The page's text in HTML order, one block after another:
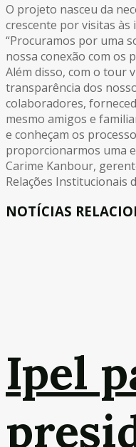
O projeto nasceu da
crescente por visitas às
“Procuramos por uma
nossa conexão com os
Além disso, com o tour
transparência dos
colaboradores,
mesmo amigos e
e conheçam os
proporcionarmos uma
Carime Kanbour,
Relações Institucionais
NOTÍCIAS
Ipel